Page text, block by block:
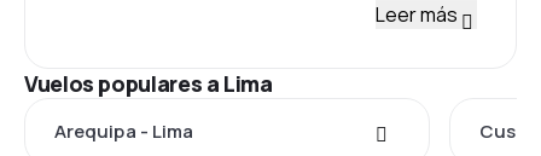
Leer más
Vuelos populares a Lima
Arequipa - Lima